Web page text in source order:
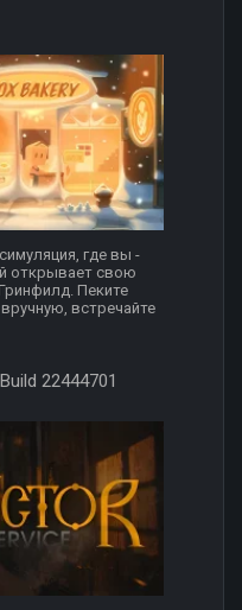
где вы -
открывает свою
Пеките
встречайте
22444701